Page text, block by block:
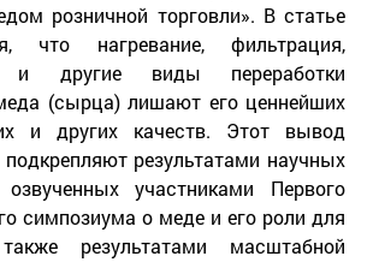
розничной торговли». В статье
что нагревание, фильтрация,
и другие виды переработки
(сырца) лишают его ценнейших
и других качеств. Этот вывод
результатами научных
озвученных участниками Первого
симпозиума о меде и его роли для
результатами масштабной